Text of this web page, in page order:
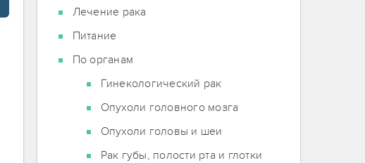
Лечение рака
Питание
По органам
Гинекологический рак
Опухоли головного мозга
Опухоли головы и шеи
Рак губы, полости рта и глотки